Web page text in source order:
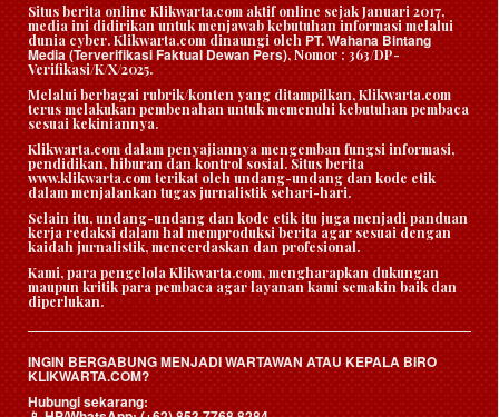
Situs berita online Klikwarta.com aktif online sejak Januari 2017,
media ini didirikan untuk menjawab kebutuhan informasi melalui
dunia cyber. Klikwarta.com dinaungi oleh PT. Wahana Bintang
Media (Terverifikasi Faktual Dewan Pers), Nomor : 363/DP-
Verifikasi/K/X/2025.
Melalui berbagai rubrik/konten yang ditampilkan, Klikwarta.com
terus melakukan pembenahan untuk memenuhi kebutuhan pembaca
sesuai kekiniannya.
Klikwarta.com dalam penyajiannya mengemban fungsi informasi,
pendidikan, hiburan dan kontrol sosial. Situs berita
www.klikwarta.com terikat oleh undang-undang dan kode etik
dalam menjalankan tugas jurnalistik sehari-hari.
Selain itu, undang-undang dan kode etik itu juga menjadi panduan
kerja redaksi dalam hal memproduksi berita agar sesuai dengan
kaidah jurnalistik, mencerdaskan dan profesional.
Kami, para pengelola Klikwarta.com, mengharapkan dukungan
maupun kritik para pembaca agar layanan kami semakin baik dan
diperlukan.
INGIN BERGABUNG MENJADI WARTAWAN ATAU KEPALA BIRO
KLIKWARTA.COM?
Hubungi sekarang: